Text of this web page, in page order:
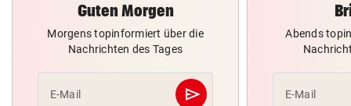
Guten Morgen
Morgens topinformiert über die
Nachrichten des Tages
E-Mail send
Abschicken
Abends
E-Mail